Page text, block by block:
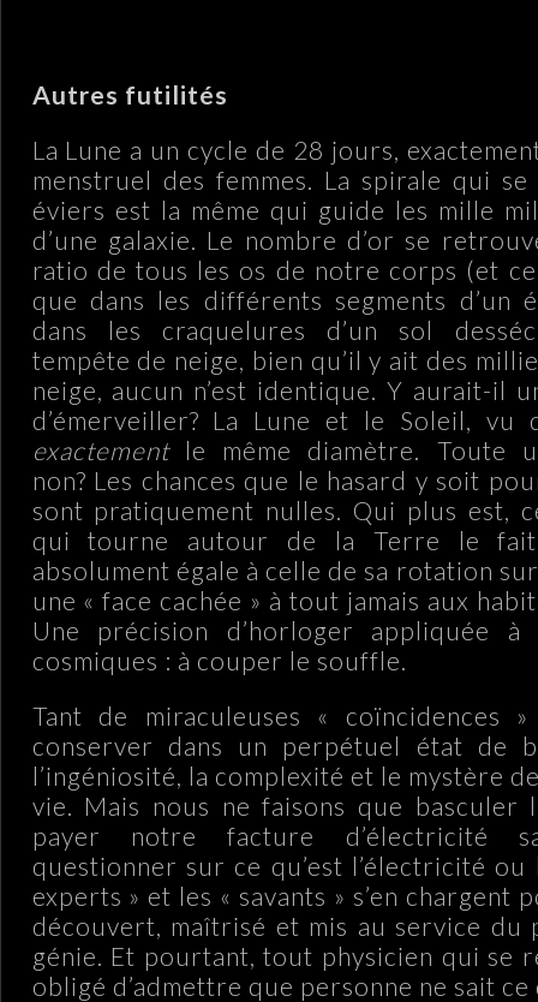
Autres futilités
La Lune a un cycle de 28 jours,
menstruel des femmes. La spirale qui
éviers est la même qui guide les mille
d’une galaxie. Le nombre d’or se
ratio de tous les os de notre corps (et
que dans les différents segments d’un
dans les craquelures d’un sol
tempête de neige, bien qu’il y ait des
neige, aucun n’est identique. Y aurait-il
d’émerveiller? La Lune et le Soleil,
exactementle même diamètre. Toute
non? Les chances que le hasard y soit
sont pratiquement nulles. Qui plus est,
qui tourne autour de la Terre le
absolument égale à celle de sa rotation
une « face cachée » à tout jamais aux
Une précision d’horloger appliquée à
cosmiques : à couper le souffle.
Tant de miraculeuses « coïncidences
conserver dans un perpétuel état de
l’ingéniosité, la complexité et le mystère
vie. Mais nous ne faisons que basculer
payer notre facture d’électricité
questionner sur ce qu’est l’électricité ou
experts » et les « savants » s’en chargent
découvert, maîtrisé et mis au service
génie. Et pourtant, tout physicien qui se
obligé d’admettre que personne ne sait ce